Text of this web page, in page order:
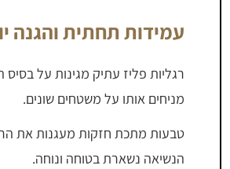
עמידות תחתית והגנה
רגליות פליז עתיק מגינות על
מניחים אותו על משטחים שונים.
טבעות מתכת חזקות מעגנות את
הנשיאה נשארת בטוחה ונוחה.